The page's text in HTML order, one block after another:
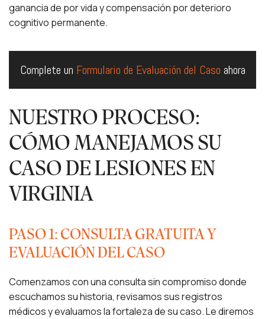
ganancia de por vida y compensación por deterioro
cognitivo permanente.
Complete un Formulario de Evaluación del Caso ahora
NUESTRO PROCESO:
CÓMO MANEJAMOS SU
CASO DE LESIONES EN
VIRGINIA
PASO 1: CONSULTA GRATUITA Y
EVALUACIÓN DEL CASO
Comenzamos con una consulta sin compromiso donde
escuchamos su historia, revisamos sus registros
médicos y evaluamos la fortaleza de su caso. Le diremos